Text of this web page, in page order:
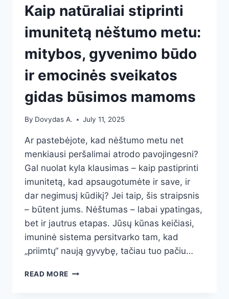
Kaip natūraliai stiprinti
imunitetą nėštumo metu:
mitybos, gyvenimo būdo
ir emocinės sveikatos
gidas būsimos mamoms
By Dovydas A. July 11, 2025
Ar pastebėjote, kad nėštumo metu net
menkiausi peršalimai atrodo pavojingesni?
Gal nuolat kyla klausimas – kaip pastiprinti
imunitetą, kad apsaugotumėte ir save, ir
dar negimusį kūdikį? Jei taip, šis straipsnis
– būtent jums. Nėštumas – labai ypatingas,
bet ir jautrus etapas. Jūsų kūnas keičiasi,
imuninė sistema persitvarko tam, kad
„priimtų“ naują gyvybę, tačiau tuo pačiu…
READ MORE KAIP